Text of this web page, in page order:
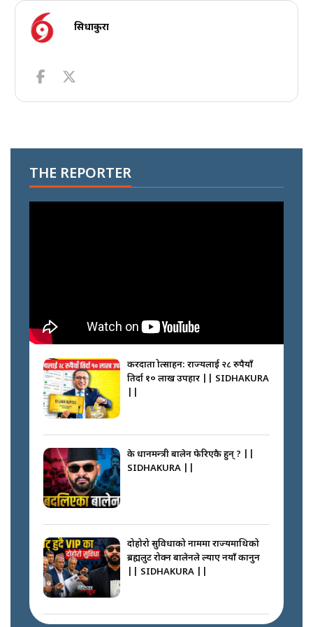
सिधाकुरा
THE REPORTER
करदाता प्रोत्साहन: राज्यलाई २८ रुपैयाँ
तिर्दा १० लाख उपहार || SIDHAKURA
के प्रधानमन्त्री बालेन फेरिएकै हुन् ? ||
SIDHAKURA ||
दोहोरो सुविधाको नाममा राज्यमाथिको
ब्रह्मलुट रोक्न बालेनले ल्याए नयाँ कानुन
|| SIDHAKURA ||